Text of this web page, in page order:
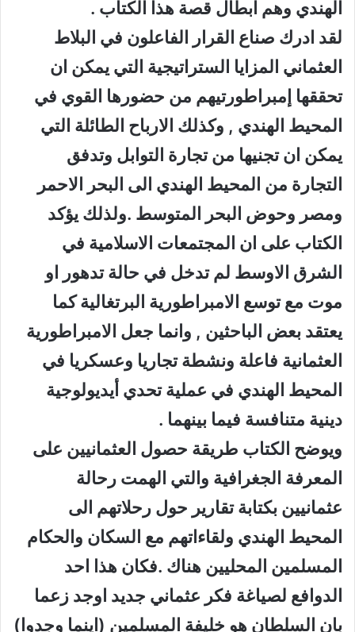
الهندي وهم ابطال قصة هذا الكتاب .
لقد ادرك صناع القرار الفاعلون في البلاط
العثماني المزايا الستراتيجية التي يمكن ان
تحققها إمبراطورتيهم من حضورها القوي في
المحيط الهندي , وكذلك الارباح الطائلة التي
يمكن ان تجنيها من تجارة التوابل وتدفق
التجارة من المحيط الهندي الى البحر الاحمر
ومصر وحوض البحر المتوسط .ولذلك يؤكد
الكتاب على ان المجتمعات الاسلامية في
الشرق الاوسط لم تدخل في حالة تدهور او
موت مع توسع الامبراطورية البرتغالية كما
يعتقد بعض الباحثين , وانما جعل الامبراطورية
العثمانية فاعلة ونشطة تجاريا وعسكريا في
المحيط الهندي في عملية تحدي أيديولوجية
دينية متنافسة فيما بينهما .
ويوضح الكتاب طريقة حصول العثمانيين على
المعرفة الجغرافية والتي الهمت رحالة
عثمانيين بكتابة تقارير حول رحلاتهم الى
المحيط الهندي ولقاءاتهم مع السكان والحكام
المسلمين المحليين هناك .فكان هذا احد
الدوافع لصياغة فكر عثماني جديد اوجد زعما
بان السلطان هو خليفة المسلمين (اينما وجدوا)